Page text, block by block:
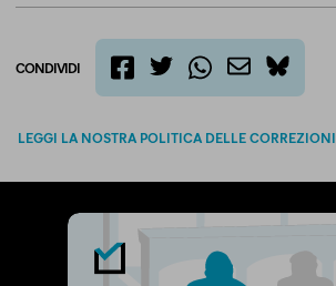
CONDIVIDI
bluesky
LEGGI LA NOSTRA POLITICA DELLE CORREZIONI